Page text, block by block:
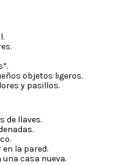
objetos ligeros.
y pasillos.
de llaves.
la pared.
casa nueva.